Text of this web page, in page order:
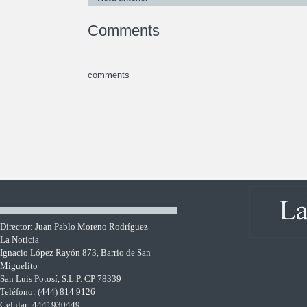
Comments
comments
Director: Juan Pablo Moreno Rodríguez
La Noticia
Ignacio López Rayón 873, Barrio de San
Miguelito
San Luis Potosí, S.L.P. CP 78339
Teléfono: (444) 814 9126
Celular: 4441930449